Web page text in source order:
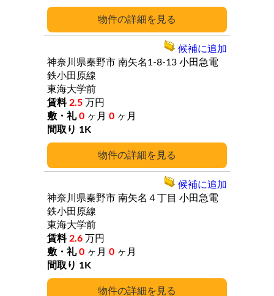
詳細
詳細
神奈川県秦野市 南矢名1-8-13 小田急電
鉄小田原線
東海大学前
2.5 万円
0 ヶ月 0 ヶ月
1K
候補に追加
詳細
神奈川県秦野市 南矢名４丁目 小田急電
鉄小田原線
東海大学前
2.6 万円
0 ヶ月 0 ヶ月
1K
候補に追加